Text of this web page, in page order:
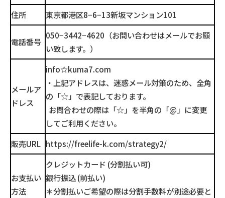
住所 東京都港区8−6−13新坂マンション101
電話番号
050−3442−4620（お問い合わせはメールでお願
い致します。）
メールア
ドレス
info☆kuma7.com
・上記アドレスは、迷惑メール対策のため、全角
の「☆」で表記しております。
お問合わせの際は「☆」を半角の「@」に変更
してご利用ください。
販売URL https://freelife-k.com/strategy2/
お支払い
方法
クレジットカード (分割払い可)
銀行振込 (前払い)
＊分割払いご希望の際は分割手数料が別途必要と